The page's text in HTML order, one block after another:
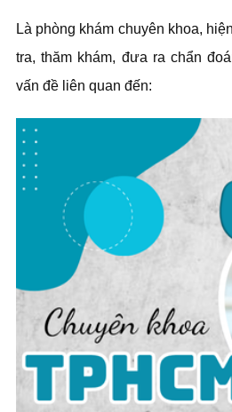
Là phòng khám chuyên khoa,
tra, thăm khám, đưa ra chẩn
vấn đề liên quan đến: